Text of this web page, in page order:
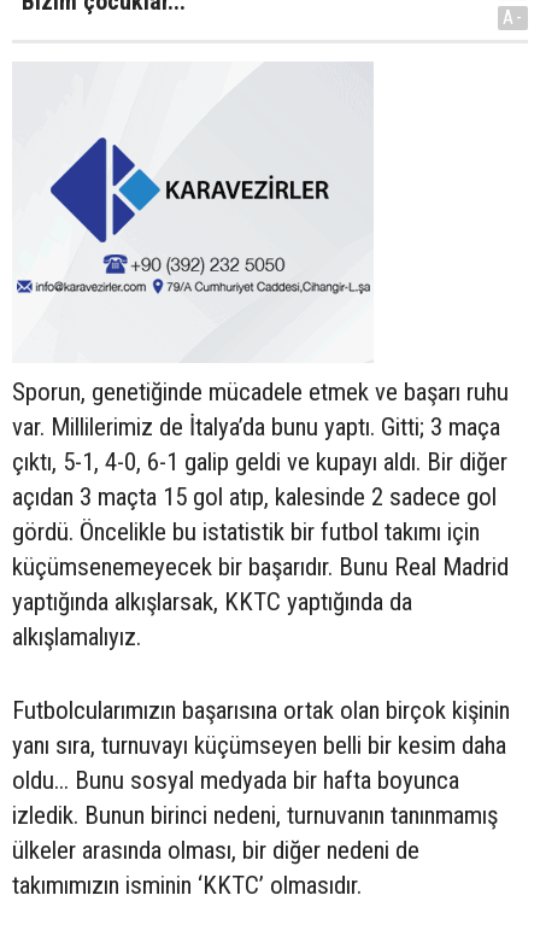
A-
Sporun, genetiğinde mücadele etmek ve başarı ruhu
var. Millilerimiz de İtalya’da bunu yaptı. Gitti; 3 maça
çıktı, 5-1, 4-0, 6-1 galip geldi ve kupayı aldı. Bir diğer
açıdan 3 maçta 15 gol atıp, kalesinde 2 sadece gol
gördü. Öncelikle bu istatistik bir futbol takımı için
küçümsenemeyecek bir başarıdır. Bunu Real Madrid
yaptığında alkışlarsak, KKTC yaptığında da
alkışlamalıyız.
Futbolcularımızın başarısına ortak olan birçok kişinin
yanı sıra, turnuvayı küçümseyen belli bir kesim daha
oldu... Bunu sosyal medyada bir hafta boyunca
izledik. Bunun birinci nedeni, turnuvanın tanınmamış
ülkeler arasında olması, bir diğer nedeni de
takımımızın isminin ‘KKTC’ olmasıdır.